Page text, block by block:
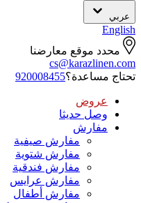
عربي
English
محدد موقع معارضنا
cs@karazlinen.com
تحتاج مساعدة؟920008455
عروض
وصل حديثا
مفارش
مفارش صيفية
مفارش شتوية
مفارش فندقية
مفارش عرايس
مفارش أطفال